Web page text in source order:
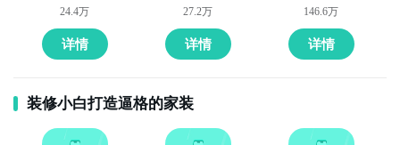
24.4万
详情
27.2万
详情
146.6万
详情
装修小白打造逼格的家装